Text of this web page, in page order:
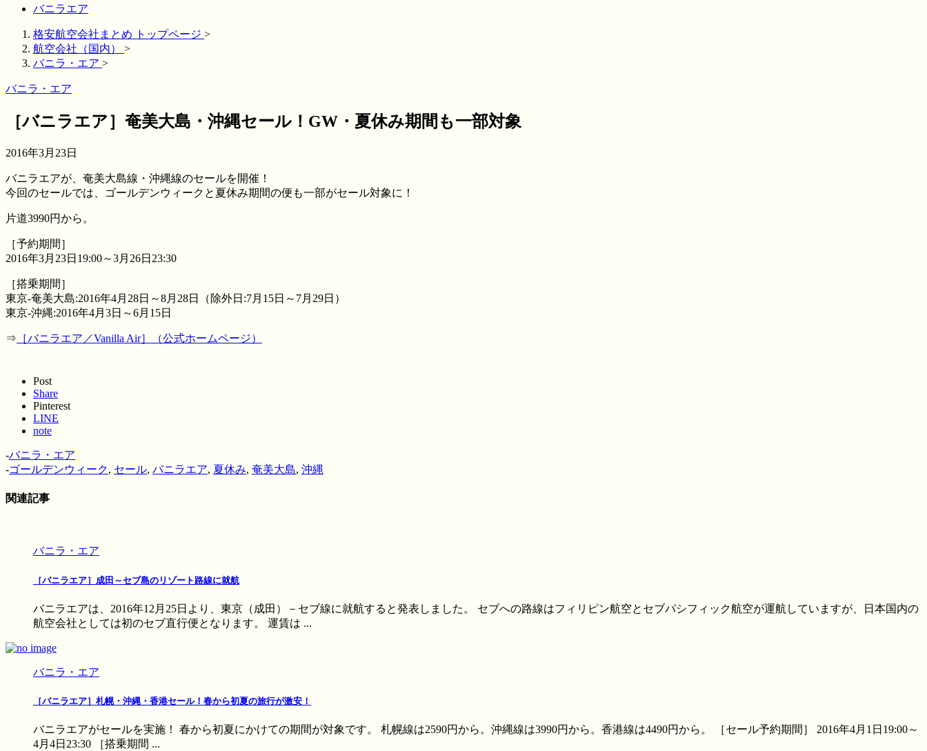
バニラエア
格安航空会社まとめ トップページ >
航空会社（国内）
>
バニラ・エア >
バニラ・エア
［バニラエア］奄美大島・沖縄セール！GW・夏休み期間も一部対象
2016年3月23日
バニラエアが、奄美大島線・沖縄線のセールを開催！
今回のセールでは、ゴールデンウィークと夏休み期間の便も一部がセール対象に！
片道3990円から。
［予約期間］
2016年3月23日19:00～3月26日23:30
［搭乗期間］
東京-奄美大島:2016年4月28日～8月28日（除外日:7月15日～7月29日）
東京-沖縄:2016年4月3日～6月15日
⇒ ［バニラエア／Vanilla Air］（公式ホームページ）
Post
Share
Pinterest
LINE
note
-バニラ・エア
-ゴールデンウィーク, セール, バニラエア, 夏休み, 奄美大島, 沖縄
関連記事
バニラ・エア
［バニラエア］成田～セブ島のリゾート路線に就航
バニラエアは、2016年12月25日より、東京（成田）－セブ線に就航すると発表しました。 セブへの路線はフィリピン航空とセブパシフィック航空が運航していますが、日本国内の
航空会社としては初のセブ直行便となります。 運賃は ...
バニラ・エア
［バニラエア］札幌・沖縄・香港セール！春から初夏の旅行が激安！
バニラエアがセールを実施！ 春から初夏にかけての期間が対象です。 札幌線は2590円から。沖縄線は3990円から。香港線は4490円から。 ［セール予約期間］ 2016年4月1日19:00～
4月4日23:30 ［搭乗期間 ...